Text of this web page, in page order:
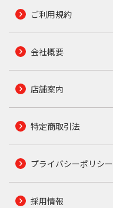
ご利用規約
会社概要
店舗案内
特定商取引法
プライバシーポリシー
採用情報